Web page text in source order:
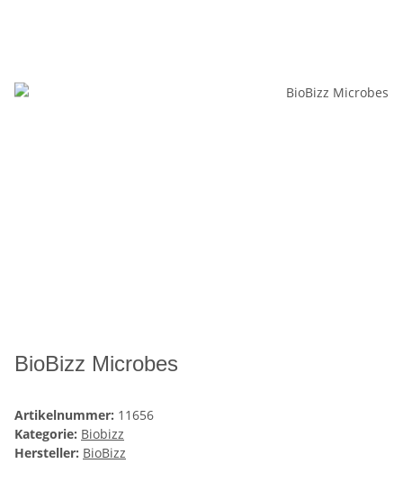
BioBizz Microbes
Artikelnummer: 11656
Kategorie: Biobizz
Hersteller: BioBizz